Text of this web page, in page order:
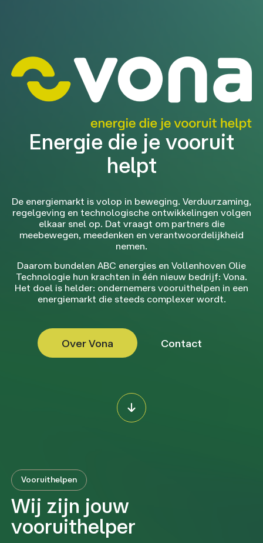
Energie die je vooruit
helpt
De energiemarkt is volop in beweging. Verduurzaming,
regelgeving en technologische ontwikkelingen volgen
elkaar snel op. Dat vraagt om partners die
meebewegen, meedenken en verantwoordelijkheid
nemen.
Daarom bundelen ABC energies en Vollenhoven Olie
Technologie hun krachten in één nieuw bedrijf: Vona.
Het doel is helder: ondernemers vooruithelpen in een
energiemarkt die steeds complexer wordt.
Over Vona Contact
Vooruithelpen
Wij zijn jouw
vooruithelper